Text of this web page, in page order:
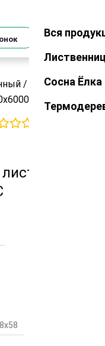
Закрыть
Вся
Сосна Ёлка
/
Планкен
мм сорт ВС